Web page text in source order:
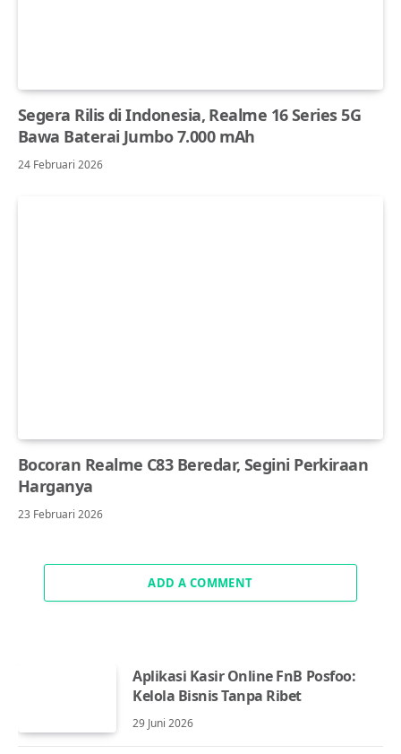
Segera Rilis di Indonesia, Realme 16 Series 5G
Bawa Baterai Jumbo 7.000 mAh
24 Februari 2026
Bocoran Realme C83 Beredar, Segini Perkiraan
Harganya
23 Februari 2026
ADD A COMMENT
Aplikasi Kasir Online FnB Posfoo:
Kelola Bisnis Tanpa Ribet
29 Juni 2026